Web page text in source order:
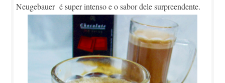
Neugebauer é super intenso e o sabor dele surpreendente.